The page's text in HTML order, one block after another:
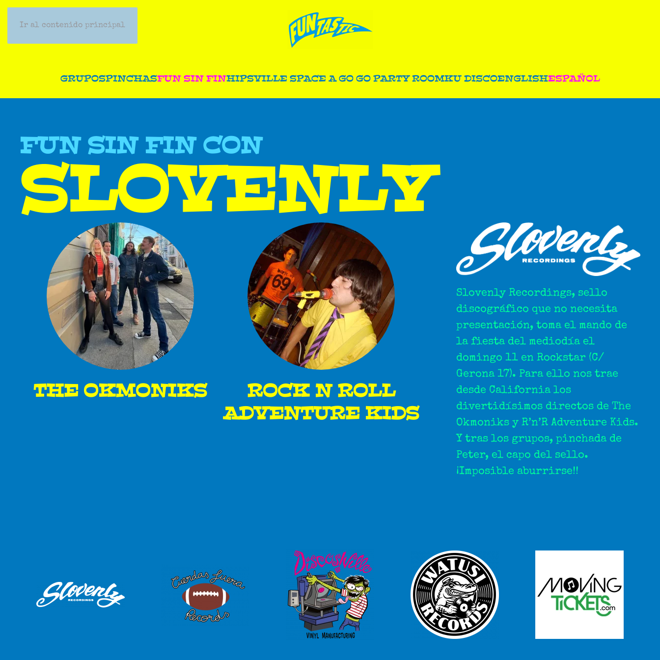
Ir al contenido principal
GRUPOSPINCHASFUN SIN FINHIPSVILLE SPACE A GO GO PARTY ROOMKU DISCOENGLISHESPAÑOL
FUN SIN FIN CON
SLOVENLY
THE OKMONIKS
ROCK N ROLL
ADVENTURE KIDS
Slovenly Recordings, sello
discográfico que no necesita
presentación, toma el mando de
la fiesta del mediodía el
domingo 11 en Rockstar (C/
Gerona 17). Para ello nos trae
desde California los
divertidísimos directos de The
Okmoniks y R’n’R Adventure Kids.
Y tras los grupos, pinchada de
Peter, el capo del sello.
¡Imposible aburrirse!!